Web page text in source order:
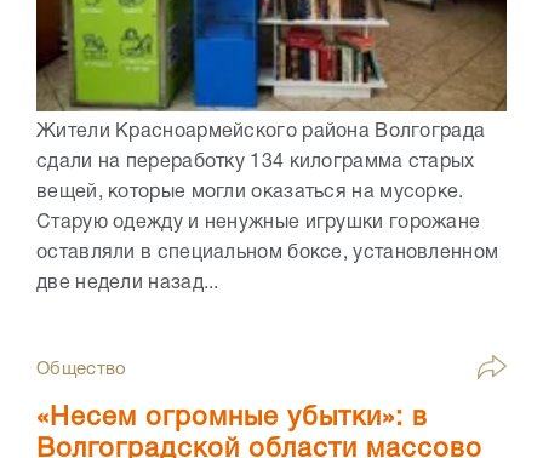
Жители Красноармейского района Волгограда
сдали на переработку 134 килограмма старых
вещей, которые могли оказаться на мусорке.
Старую одежду и ненужные игрушки горожане
оставляли в специальном боксе, установленном
две недели назад...
Общество
«Несем огромные убытки»: в
Волгоградской области массово